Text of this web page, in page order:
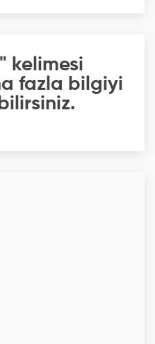
kelimesi
fazla bilgiyi